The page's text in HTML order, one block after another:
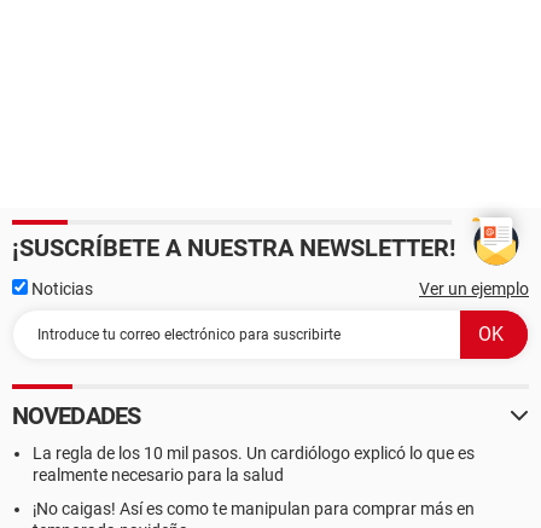
¡SUSCRÍBETE A NUESTRA NEWSLETTER!
Noticias Ver un ejemplo
NOVEDADES
La regla de los 10 mil pasos. Un cardiólogo explicó lo que es
realmente necesario para la salud
¡No caigas! Así es como te manipulan para comprar más en